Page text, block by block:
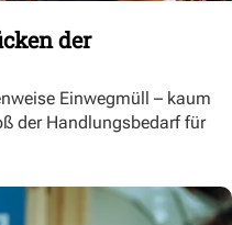
der
Einwegmüll – kaum
der Handlungsbedarf für